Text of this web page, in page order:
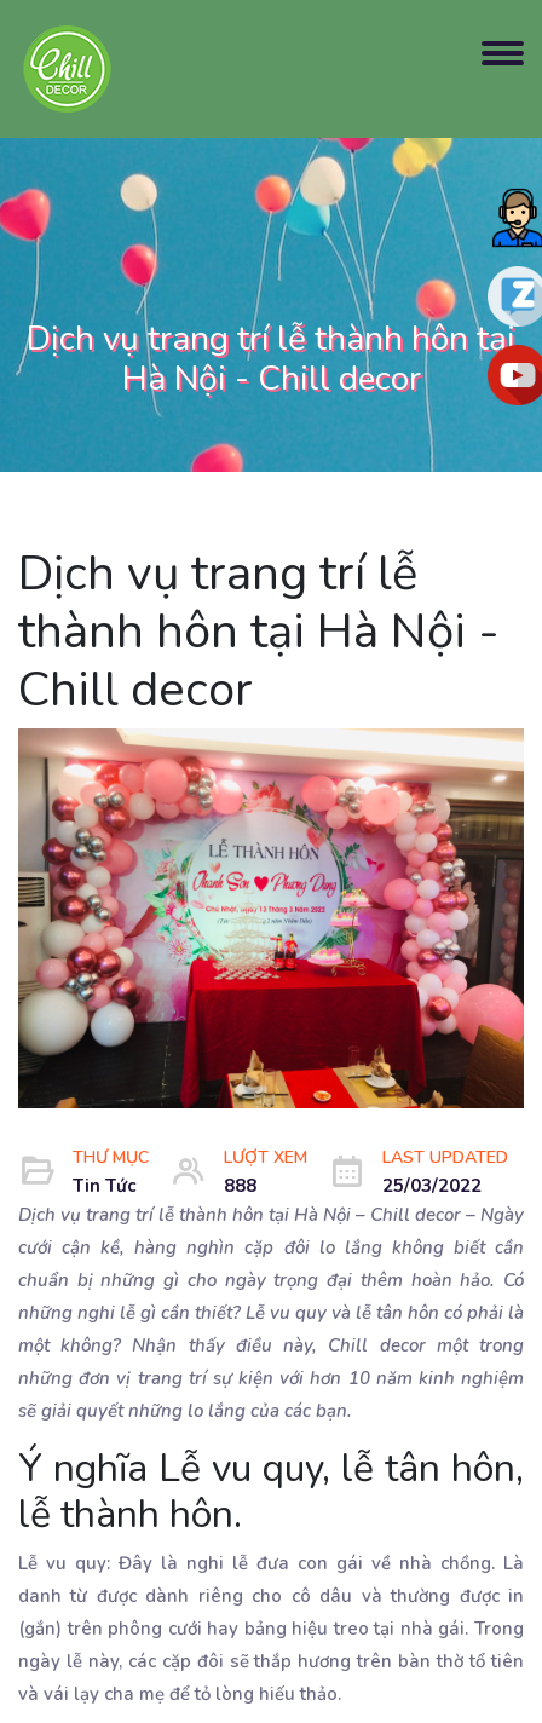
Dịch vụ trang trí lễ thành hôn tại
Hà Nội - Chill decor
Dịch vụ trang trí lễ
thành hôn tại Hà Nội -
Chill decor
THƯ MỤC
Tin Tức
LƯỢT XEM
888
LAST UPDATED
25/03/2022
Dịch vụ trang trí lễ thành hôn tại Hà Nội – Chill decor – Ngày
cưới cận kề, hàng nghìn cặp đôi lo lắng không biết cần
chuẩn bị những gì cho ngày trọng đại thêm hoàn hảo. Có
những nghi lễ gì cần thiết? Lễ vu quy và lễ tân hôn có phải là
một không? Nhận thấy điều này, Chill decor một trong
những đơn vị trang trí sự kiện với hơn 10 năm kinh nghiệm
sẽ giải quyết những lo lắng của các bạn.
Ý nghĩa Lễ vu quy, lễ tân hôn,
lễ thành hôn.
Lễ vu quy: Đây là nghi lễ đưa con gái về nhà chồng. Là
danh từ được dành riêng cho cô dâu và thường được in
(gắn) trên phông cưới hay bảng hiệu treo tại nhà gái. Trong
ngày lễ này, các cặp đôi sẽ thắp hương trên bàn thờ tổ tiên
và vái lạy cha mẹ để tỏ lòng hiếu thảo.